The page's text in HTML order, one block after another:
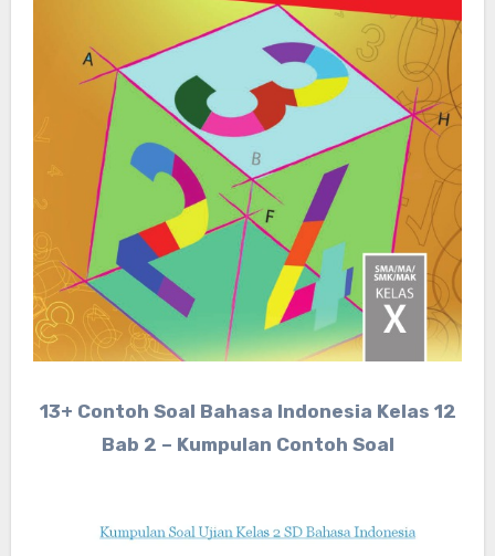
13+ Contoh Soal Bahasa Indonesia Kelas 12
Bab 2 – Kumpulan Contoh Soal